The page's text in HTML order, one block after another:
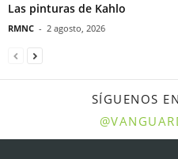
Las pinturas de Kahlo
RMNC - 2 agosto, 2026
SÍGUENOS